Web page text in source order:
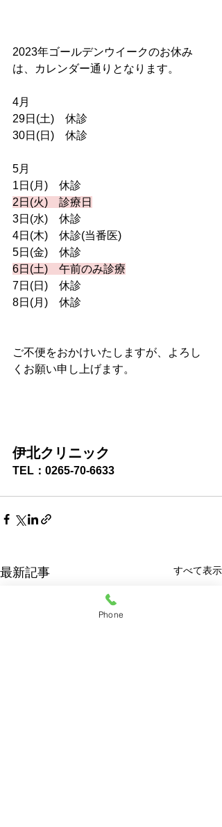
2023年ゴールデンウイークのお休み
は、カレンダー通りとなります。
4月
29日(土)　休診
30日(日)　休診
5月
1日(月)　休診
2日(火)　診療日
3日(水)　休診
4日(木)　休診(当番医)
5日(金)　休診
6日(土)　午前のみ診療
7日(日)　休診
8日(月)　休診
ご不便をおかけいたしますが、よろし
くお願い申し上げます。
伊北クリニック
TEL：0265-70-6633
最新記事 すべて表示
Phone